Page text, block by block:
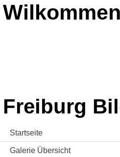
Freiburg
Startseite
Galerie Übersicht